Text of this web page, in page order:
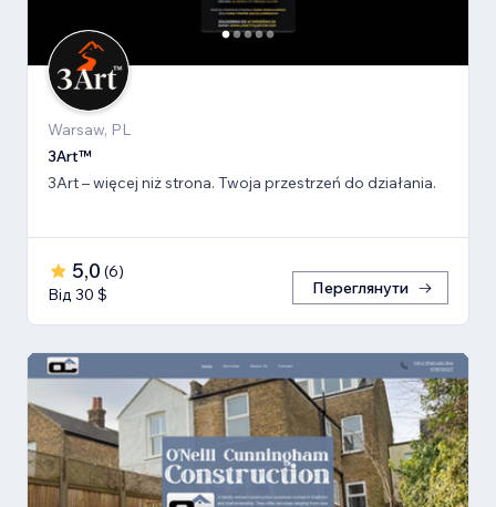
Warsaw, PL
3Art™
3Art – więcej niż strona. Twoja przestrzeń do działania.
5,0 (6)
Від 30 $
Переглянути